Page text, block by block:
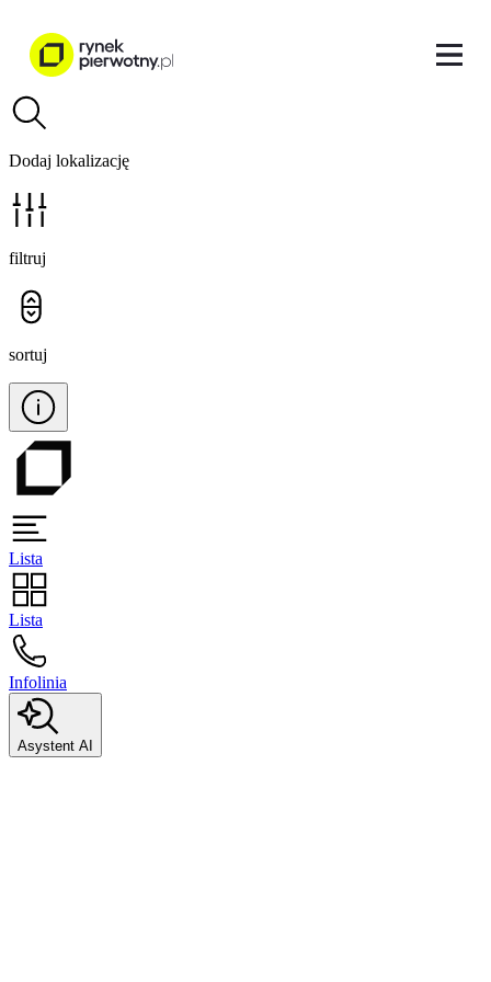
Dodaj lokalizację
filtruj
sortuj
Lista
Lista
Infolinia
Asystent AI